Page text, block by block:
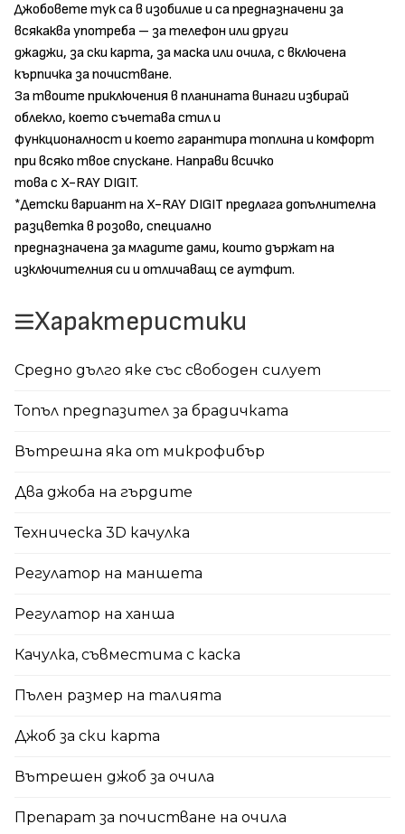
Джобовете тук са в изобилие и са предназначени за
всякаква употреба – за телефон или други
джаджи, за ски карта, за маска или очила, с включена
кърпичка за почистване.
За твоите приключения в планината винаги избирай
облекло, което съчетава стил и
функционалност и което гарантира топлина и комфорт
при всяко твое спускане. Направи всичко
това с X-RAY DIGIT.
*Детски вариант на X-RAY DIGIT предлага допълнителна
разцветка в розово, специално
предназначена за младите дами, които държат на
изключителния си и отличаващ се аутфит.
Характеристики
Средно дълго яке със свободен силует
Топъл предпазител за брадичката
Вътрешна яка от микрофибър
Два джоба на гърдите
Техническа 3D качулка
Регулатор на маншета
Регулатор на ханша
Качулка, съвместима с каска
Пълен размер на талията
Джоб за ски карта
Вътрешен джоб за очила
Препарат за почистване на очила